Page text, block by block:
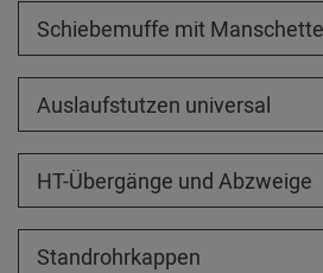
Schiebemuffe mit Manschette
Auslaufstutzen universal
HT-Übergänge und Abzweige
Standrohrkappen